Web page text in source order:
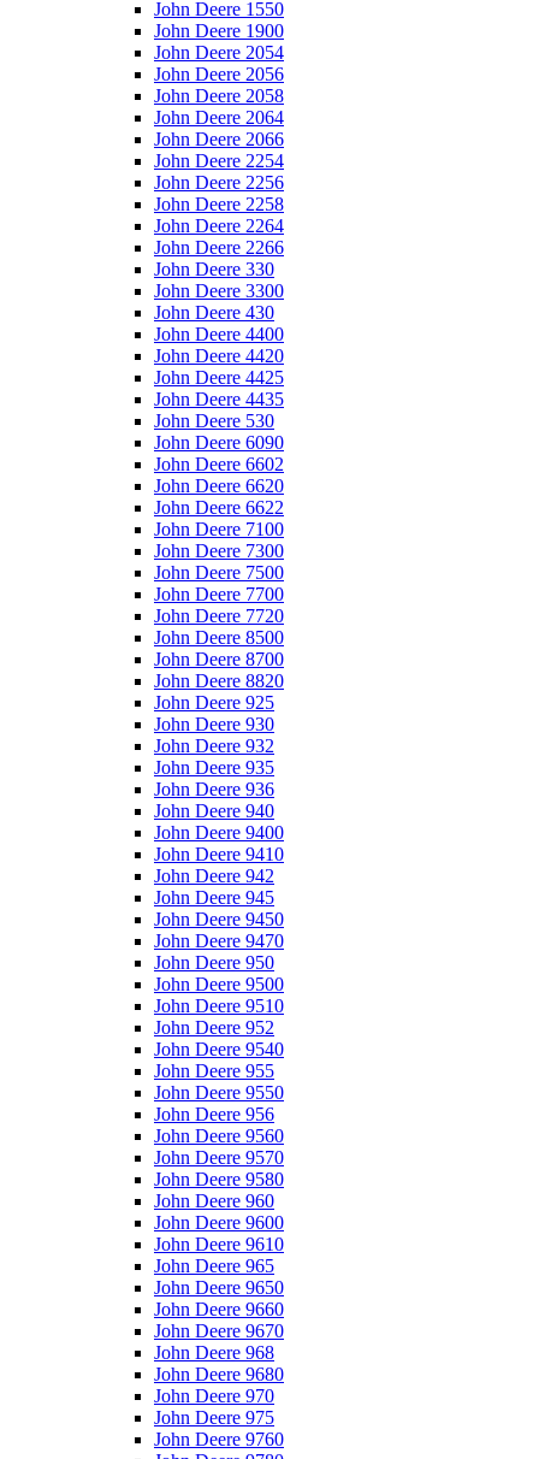
John Deere 1550
John Deere 1900
John Deere 2054
John Deere 2056
John Deere 2058
John Deere 2064
John Deere 2066
John Deere 2254
John Deere 2256
John Deere 2258
John Deere 2264
John Deere 2266
John Deere 330
John Deere 3300
John Deere 430
John Deere 4400
John Deere 4420
John Deere 4425
John Deere 4435
John Deere 530
John Deere 6090
John Deere 6602
John Deere 6620
John Deere 6622
John Deere 7100
John Deere 7300
John Deere 7500
John Deere 7700
John Deere 7720
John Deere 8500
John Deere 8700
John Deere 8820
John Deere 925
John Deere 930
John Deere 932
John Deere 935
John Deere 936
John Deere 940
John Deere 9400
John Deere 9410
John Deere 942
John Deere 945
John Deere 9450
John Deere 9470
John Deere 950
John Deere 9500
John Deere 9510
John Deere 952
John Deere 9540
John Deere 955
John Deere 9550
John Deere 956
John Deere 9560
John Deere 9570
John Deere 9580
John Deere 960
John Deere 9600
John Deere 9610
John Deere 965
John Deere 9650
John Deere 9660
John Deere 9670
John Deere 968
John Deere 9680
John Deere 970
John Deere 975
John Deere 9760